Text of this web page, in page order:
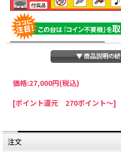
パチスロわっしょいでは、全ての台に「コ
せていただいております。コイン不要機を
ていただきましたら、ご注文価格より2000
※在庫切れの台でも入荷している場合があ
わせ下さい。
▼ 商品説明の
価格:27,000円(税込)
[ポイント還元 270ポイント～]
注文